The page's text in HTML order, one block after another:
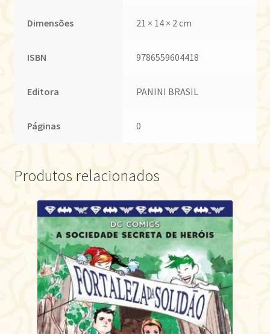
Dimensões 21 × 14 × 2 cm
ISBN 9786559604418
Editora PANINI BRASIL
Páginas 0
Produtos relacionados